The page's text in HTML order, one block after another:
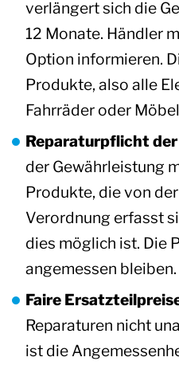
verlängert sich die
12 Monate. Händler
Option informieren.
Produkte, also alle
Fahrräder oder
Reparaturpflicht
der Gewährleistung
Produkte, die von
Verordnung erfasst
dies möglich ist. Die
angemessen bleiben.
Faire
Reparaturen nicht
ist die